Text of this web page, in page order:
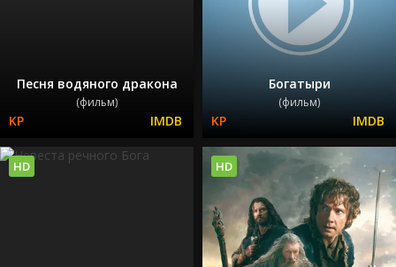
Песня водяного дракона
(фильм)
Богатыри
(фильм)
HD HD